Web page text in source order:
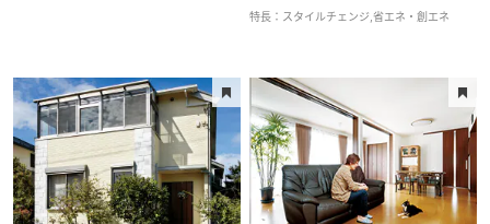
ミサワアイデンティティ
防音
自然素材
耐震リフォーム デザイナーズ
テイスト
特長： スタイルチェンジ,省エネ・創エネ